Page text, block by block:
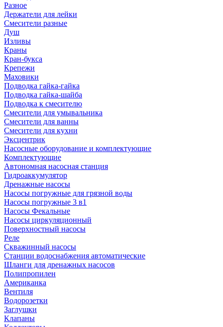
Разное
Держатели для лейки
Смесители разные
Душ
Изливы
Краны
Кран-букса
Крепежи
Маховики
Подводка гайка-гайка
Подводка гайка-шайба
Подводка к смесителю
Смесители для умывальника
Смесители для ванны
Смесители для кухни
Эксцентрик
Насосные оборудование и комплектующие
Комплектующие
Автономная насосная станция
Гидроаккумулятор
Дренажные насосы
Насосы погружные для грязной воды
Насосы погружные 3 в1
Насосы Фекальные
Насосы циркуляционный
Поверхностный насосы
Реле
Скважинный насосы
Станции водоснабжения автоматические
Шланги для дренажных насосов
Полипропилен
Американка
Вентиля
Водорозетки
Заглушки
Клапаны